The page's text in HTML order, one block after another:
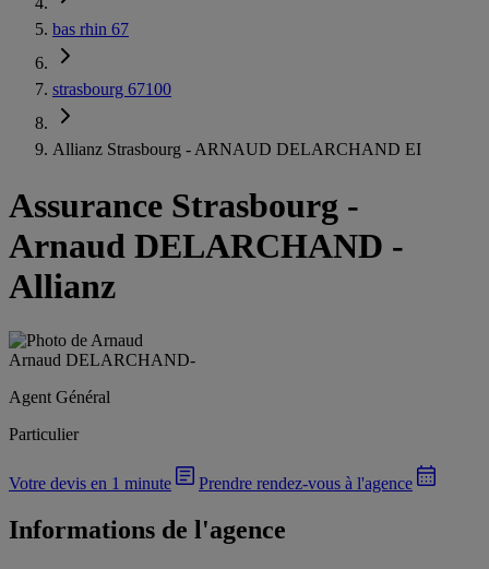
bas rhin 67
strasbourg 67100
Allianz Strasbourg - ARNAUD DELARCHAND EI
Assurance Strasbourg -
Arnaud DELARCHAND -
Allianz
Arnaud DELARCHAND-
Agent Général
Particulier
Votre devis en 1 minute Prendre rendez-vous à l'agence
Informations de l'agence